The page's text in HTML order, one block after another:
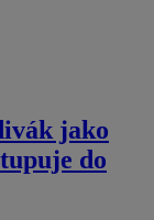
jako
do